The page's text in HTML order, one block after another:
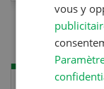
Vie quotidienne
vous y